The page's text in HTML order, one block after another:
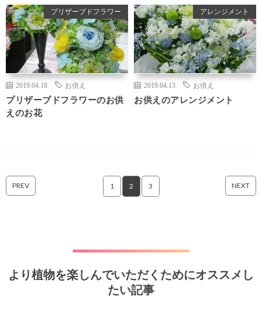
プリザーブドフラワー
2019.04.18 お供え
プリザーブドフラワーのお供
えのお花
アレンジメント
2019.04.13 お供え
お供えのアレンジメント
PREV 1 2 3 NEXT
より植物を楽しんでいただくためにオススメし
たい記事